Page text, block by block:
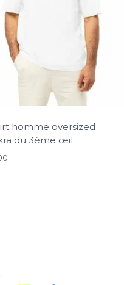
homme oversized
du 3ème œil